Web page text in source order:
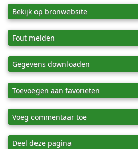
Bekijk op bronwebsite
Fout melden
Gegevens downloaden
Toevoegen aan favorieten
Voeg commentaar toe
Deel deze pagina